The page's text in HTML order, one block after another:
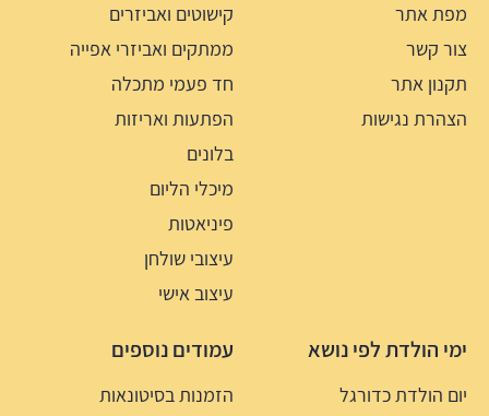
מפת אתר
צור קשר
תקנון אתר
הצהרת נגישות
קישוטים ואביזרים
ממתקים ואביזרי אפייה
חד פעמי מתכלה
הפתעות ואריזות
בלונים
מיכלי הליום
פיניאטות
עיצובי שולחן
עיצוב אישי
ימי הולדת לפי נושא
יום הולדת כדורגל
עמודים נוספים
הזמנות בסיטונאות